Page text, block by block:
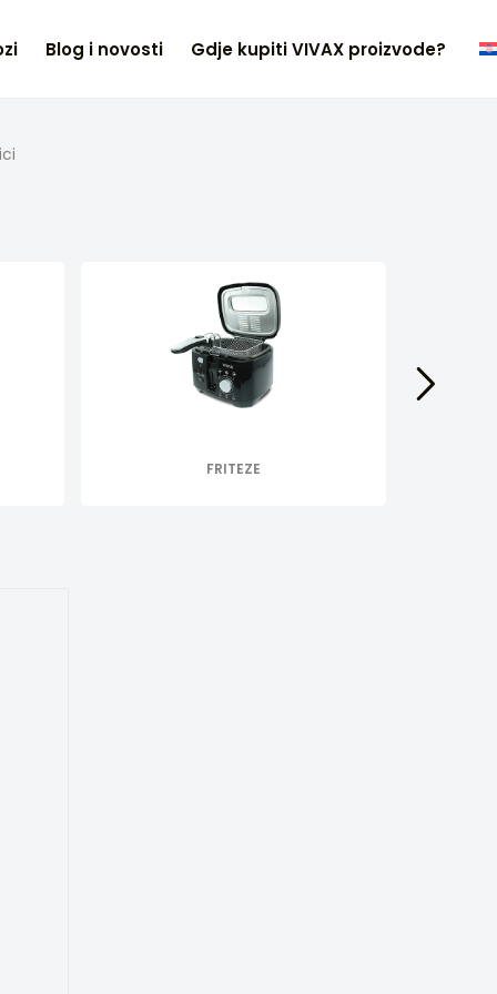
Blog i novosti Gdje kupiti VIVAX proizvode?
FRITEZE